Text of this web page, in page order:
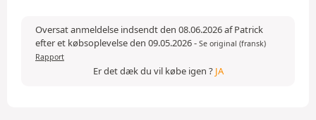
Oversat anmeldelse indsendt den 08.06.2026 af Patrick
efter et købsoplevelse den 09.05.2026- Se original (fransk)
Rapport
Er det dæk du vil købe igen ? JA